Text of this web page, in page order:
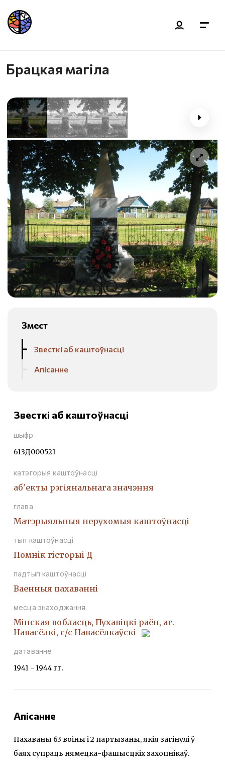
Брацкая магіла
Змест
Звесткі аб каштоўнасці
Апісанне
Звесткі аб каштоўнасці
шыфр
613Д000521
катэгорыя каштоўнасці
аб'екты рэгіянальнага значэння
глава
Матэрыяльныя нерухомыя каштоўнасці
тып каштоўнасці
Помнiк гiсторыi Д
падтып каштоўнасці
Ваенныя пахаваннi
месца знаходжання
Мінская вобласць, Пухавіцкі раён, аг.
Навасёлкі, с/с Навасёлкаўскі
датаванне
1941 - 1944 гг.
Апісанне
Пахаваны 63 воіны і 2 партызаны, якія загінулі ў
баях супраць нямецка-фашысцкіх захопнікаў.